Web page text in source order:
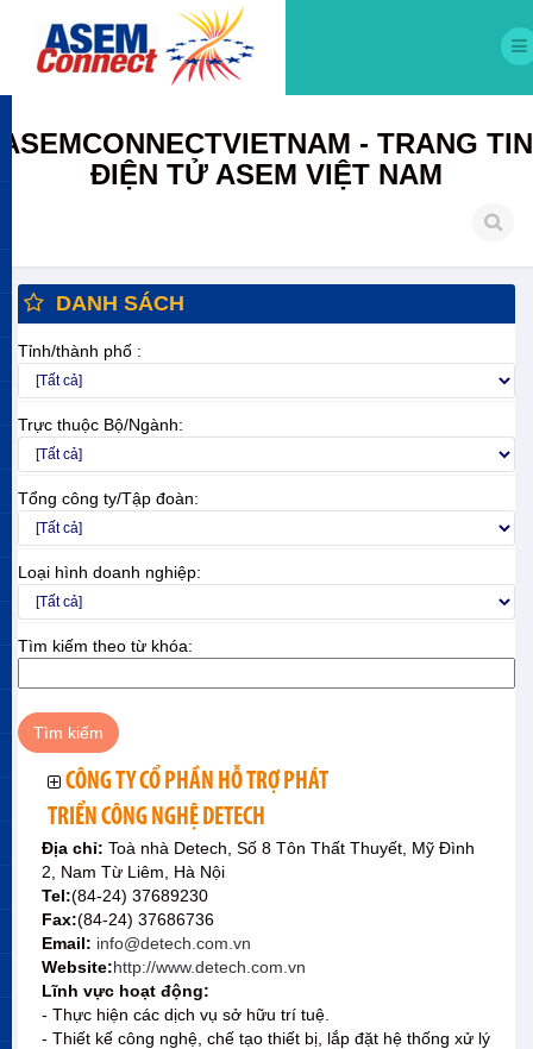
ASEMCONNECTVIETNAM - TRANG TIN
ĐIỆN TỬ ASEM VIỆT NAM
DANH SÁCH
Tỉnh/thành phố :
Trực thuộc Bộ/Ngành:
Tổng công ty/Tập đoàn:
Loại hình doanh nghiệp:
Tìm kiếm theo từ khóa:
CÔNG TY CỔ PHẦN HỖ TRỢ PHÁT
TRIỂN CÔNG NGHỆ DETECH
Địa chỉ: Toà nhà Detech, Số 8 Tôn Thất Thuyết, Mỹ Đình
2, Nam Từ Liêm, Hà Nội
Tel:(84-24) 37689230
Fax:(84-24) 37686736
Email: info@detech.com.vn
Website:http://www.detech.com.vn
Lĩnh vực hoạt động:
- Thực hiện các dịch vụ sở hữu trí tuệ.
- Thiết kế công nghệ, chế tạo thiết bị, lắp đặt hệ thống xử lý